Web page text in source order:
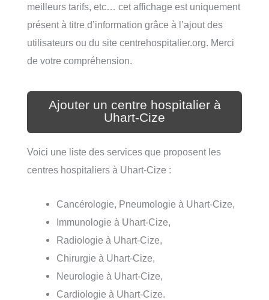
meilleurs tarifs, etc… cet affichage est uniquement
présent à titre d’information grâce à l’ajout des
utilisateurs ou du site centrehospitalier.org. Merci
de votre compréhension.
Ajouter un centre hospitalier à
Uhart-Cize
Voici une liste des services que proposent les
centres hospitaliers à Uhart-Cize :
Cancérologie, Pneumologie à Uhart-Cize,
Immunologie à Uhart-Cize,
Radiologie à Uhart-Cize,
Chirurgie à Uhart-Cize,
Neurologie à Uhart-Cize,
Cardiologie à Uhart-Cize.